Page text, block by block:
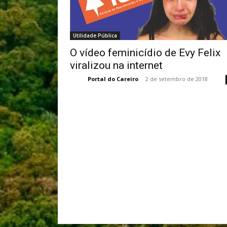
Utilidade Pública
O vídeo feminicídio de Evy Felix
viralizou na internet
Portal do Careiro - 2 de setembro de 2018